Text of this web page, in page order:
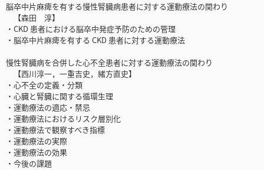
脳卒中片麻痺を有する慢性腎臓病患者に対する運動療法の関わり
【森田 淳】
・CKD 患者における脳卒中発症予防のための管理
・脳卒中片麻痺を有する CKD 患者に対する運動療法
慢性腎臓病を合併した心不全患者に対する運動療法の関わり
【西川淳一，一重吉史，緒方直史】
・心不全の定義・分類
・心臓と腎臓に関する循環生理
・運動療法の適応・禁忌
・運動療法におけるリスク層別化
・運動療法で観察すべき指標
・運動療法の実際
・運動療法の効果
・今後の課題